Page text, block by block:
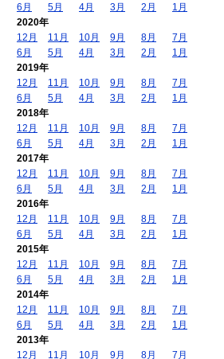
6月
5月 4月 3月 2月
1月
2020年
12月
11月 10月 9月 8月
7月
6月
5月 4月 3月 2月
1月
2019年
12月
11月 10月 9月 8月
7月
6月
5月 4月 3月 2月
1月
2018年
12月
11月 10月 9月 8月
7月
6月
5月 4月 3月 2月
1月
2017年
12月
11月 10月 9月 8月
7月
6月
5月 4月 3月 2月
1月
2016年
12月
11月 10月 9月 8月
7月
6月
5月 4月 3月 2月
1月
2015年
12月
11月 10月 9月 8月
7月
6月
5月 4月 3月 2月
1月
2014年
12月
11月 10月 9月 8月
7月
6月
5月 4月 3月 2月
1月
2013年
12月
11月 10月 9月 8月 7月